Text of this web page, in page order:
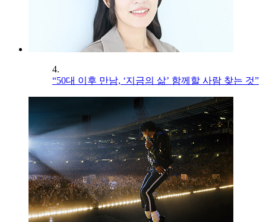
4.
“50대 이후 만남, ‘지금의 삶’ 함께할 사람 찾는 것”